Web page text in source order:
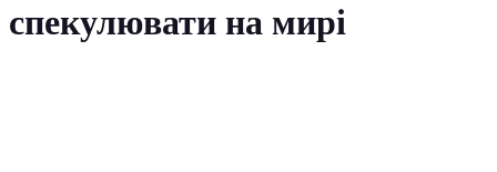
спекулювати на мирі